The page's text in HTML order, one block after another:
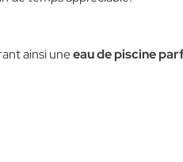
ainsi uneeau de piscine